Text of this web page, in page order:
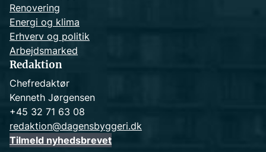
Renovering
Energi og klima
Erhverv og politik
Arbejdsmarked
Redaktion
Chefredaktør
Kenneth Jørgensen
+45 32 71 63 08
redaktion@dagensbyggeri.dk
Tilmeld nyhedsbrevet